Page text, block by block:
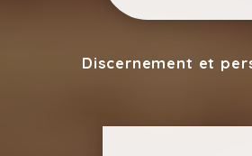
Discernement et